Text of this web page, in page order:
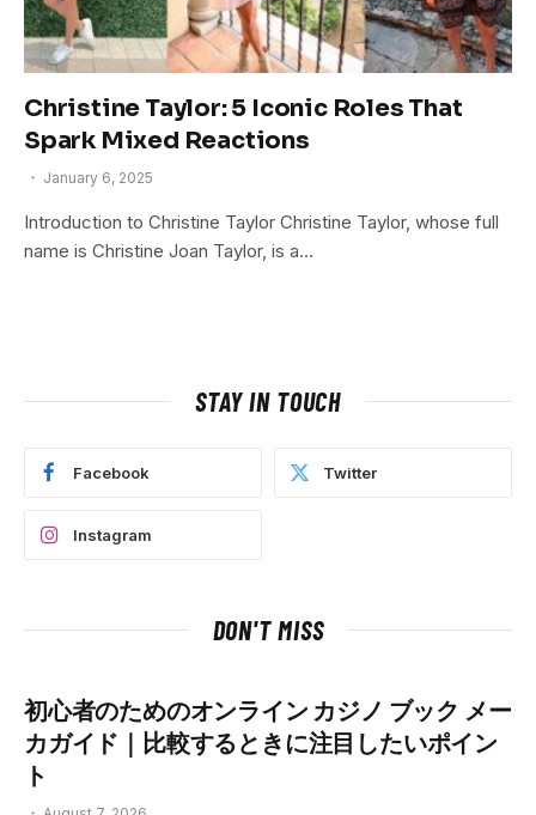
Christine Taylor: 5 Iconic Roles That
Spark Mixed Reactions
January 6, 2025
Introduction to Christine Taylor Christine Taylor, whose full
name is Christine Joan Taylor, is a…
STAY IN TOUCH
Facebook Twitter
Instagram
DON'T MISS
初心者のためのオンライン カジノ ブック メー
カガイド｜比較するときに注目したいポイン
ト